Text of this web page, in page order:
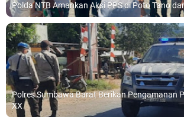
Polda NTB Amankan Aksi PPS di Poto Tano
Polres Sumbawa Barat Berikan Pengamanan
XX